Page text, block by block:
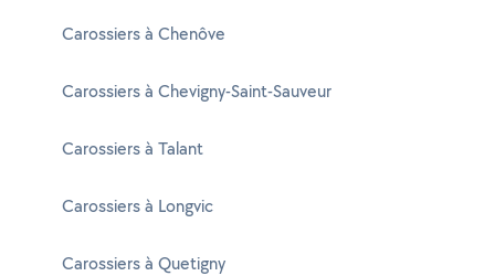
Carossiers à Chenôve
Carossiers à Chevigny-Saint-Sauveur
Carossiers à Talant
Carossiers à Longvic
Carossiers à Quetigny